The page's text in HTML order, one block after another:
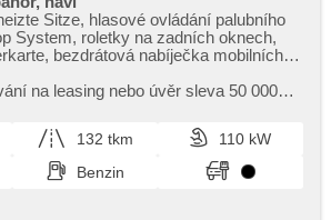
Sitze, hlasové ovládání palubního
System, roletky na zadních oknech,
bezdrátová nabíječka mobilních
Multifunktionslenkrad, Bi Xenon-
dálkových světel, Alufelgen,
beheizte Spiegel, El. Dachfenster,
mit Funkfernbedienung,
(ESP),
na leasing nebo úvěr sleva 50 000
garancí!
132 tkm
110 kW
Benzin